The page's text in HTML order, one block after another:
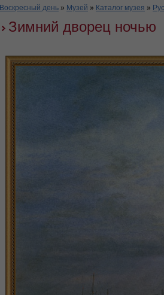
Воскресный день » Музей » Каталог музея »
Зимний дворец ночью